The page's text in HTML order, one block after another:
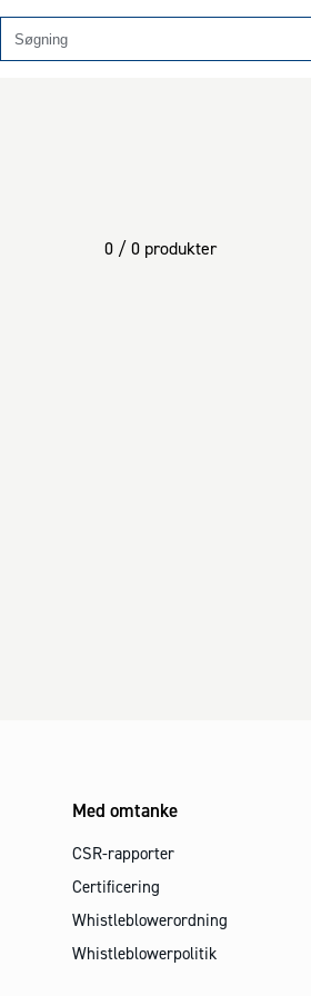
0 / 0 produkter
Med omtanke
CSR-rapporter
Certificering
Whistleblowerordning
Whistleblowerpolitik